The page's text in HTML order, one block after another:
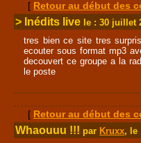
[ Retour au début des
> Inédits live le : 30 juillet
tres bien ce site tres
ecouter sous format mp3
decouvert ce groupe a la
le poste
[ Retour au début des
Whaouuu !!! par Kruxx, le